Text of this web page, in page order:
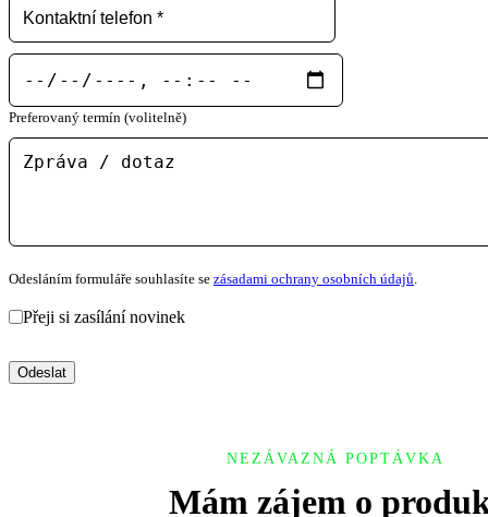
Preferovaný termín (volitelně)
Odesláním formuláře souhlasíte se zásadami ochrany osobních údajů
Přeji si zasílání novinek
Odeslat
NEZÁVAZNÁ POPTÁVKA
Mám zájem o